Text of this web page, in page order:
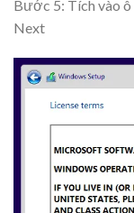
Bước 5: Tích vào ô
Next